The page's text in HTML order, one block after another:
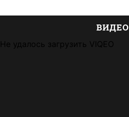
ВИДЕО
Не удалось загрузить VIQEO